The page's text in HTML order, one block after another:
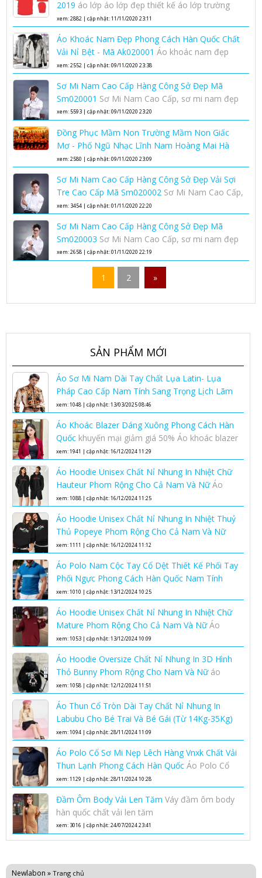
2019 áo lớp áo lớp đẹp thiết kế áo lớp trường
THPT Lục Nam
xem: 2882 | cập nhật: 11/11/2020 23:11
Áo Khoác Nam Đẹp Phong Cách Hàn Quốc Chất
Vải Nỉ Bệt - Mã Ak020001 Áo khoác nam đẹp
kiểu dáng Hàn Quốc mẫu mới 2020
xem: 2552 | cập nhật: 09/11/2020 23:38
Sơ Mi Nam Cao Cấp Hàng Công Sở Đẹp Mã
Sm020001 Sơ Mi Nam Cao Cấp, sơ mi nam đẹp
xem: 5593 | cập nhật: 09/11/2020 23:20
Đồng Phục Mầm Non Trường Mầm Non Giấc
Mơ - Phố Ngũ Nhạc Lĩnh Nam Hoàng Mai Hà
NộiĐồng phục trường mầm non giấc mơ uy tín
xem: 2580 | cập nhật: 09/11/2020 23:09
Sơ Mi Nam Cao Cấp Hàng Công Sở Đẹp Vải Sợi
Tre Cao Cấp Mã Sm020002 Sơ Mi Nam Cao Cấp,
sơ mi nam đẹp
xem: 3454 | cập nhật: 01/11/2020 22:20
Sơ Mi Nam Cao Cấp Hàng Công Sở Đẹp Mã
Sm020003 Sơ Mi Nam Cao Cấp, sơ mi nam đẹp
xem: 2658 | cập nhật: 01/11/2020 22:19
1 2 »
SẢN PHẨM MỚI
Áo Sơ Mi Nam Dài Tay Chất Lụa Latin- Lụa
Pháp Cao Cấp Nam Tính Sang Trọng Lịch Lãm
Áo sơ mi lụa nam cao cấp
xem: 1048 | cập nhật: 13/03/2025 08:46
Áo Khoác Blazer Dáng Xuông Phong Cách Hàn
Quốc khuyến mại giảm giá 50% Áo khoác blazer
dáng xuông phong cách Hàn Quốc nhân dịp
xem: 1941 | cập nhật: 16/12/2024 11:29
Áo Hoodie Unisex Chất Nỉ Nhung In Nhiệt Chữ
Hauteur Phom Rộng Cho Cả Nam Và NữÁo
Hoodie Unisex Chất Nỉ Nhung In Nhiệt Chữ
xem: 1088 | cập nhật: 16/12/2024 11:25
Áo Hoodie Unisex Chất Nỉ Nhung In Nhiệt Thuỷ
Thủ Popeye Phom Rộng Cho Cả Nam Và Nữ
Áo hoodie unisex phom rộng chất nỉ nhung áo
xem: 1111 | cập nhật: 16/12/2024 11:12
Áo Polo Nam Cộc Tay Cổ Dệt Thiết Kế Phối Tay
Phối Ngực Phong Cách Hàn Quốc Nam Tính
Lịch Lãmáo polo nam cộc tay cổ dệt
xem: 1010 | cập nhật: 13/12/2024 10:25
Áo Hoodie Unisex Chất Nỉ Nhung In Nhiệt Chữ
Mature Phom Rộng Cho Cả Nam Và NữÁo
hoodie unisex phom rộng chất nỉ nhung áo
xem: 1053 | cập nhật: 13/12/2024 10:09
Áo Hoodie Oversize Chất Nỉ Nhung In 3D Hình
Thỏ Bunny Phom Rộng Cho Nam Và Nữ áo
hoodie oversize nam nữ chất nỉ nhung cao cấp
xem: 1058 | cập nhật: 12/12/2024 11:51
Áo Thun Cổ Tròn Dài Tay Chất Nỉ Nhung In
Labubu Cho Bé Trai Và Bé Gái (Từ 14Kg-35Kg)
Kiểu Bo Gấu Bo Tay Phong Cách Hàn Quốc
xem: 1094 | cập nhật: 28/11/2024 11:09
Áo Polo Cổ Sơ Mi Nẹp Lêch Hàng Vnxk Chất Vải
Thun Lạnh Phong Cách Hàn Quốc Áo Polo Cổ
Sơ Mi Nẹp Lêch Hàng Vnxk Chất Vải Thun Lạnh
xem: 1129 | cập nhật: 28/11/2024 10:28
Đầm Ôm Body Vải Len Tăm Váy đầm ôm body
hàn quốc chất vải len tăm
xem: 3016 | cập nhật: 24/07/2024 23:41
Newlabon » Trang chủ